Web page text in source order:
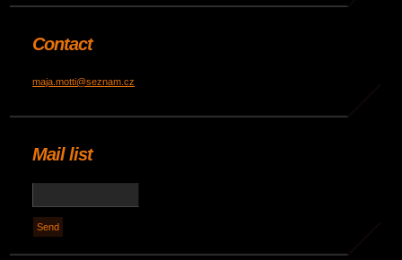
Contact
maja.motti@seznam.cz
Mail list